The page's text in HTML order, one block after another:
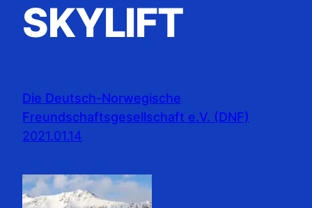
SKYLIFT
Die Deutsch-Norwegische
Freundschaftsgesellschaft e.V. (DNF)
2021.01.14